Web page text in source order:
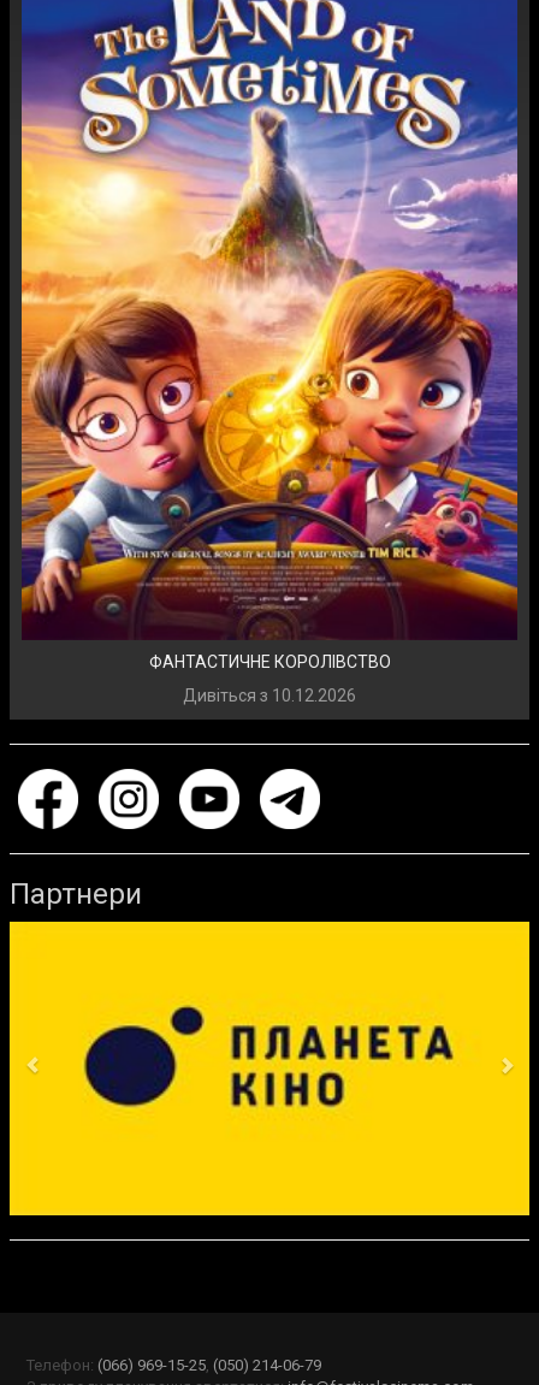
ФАНТАСТИЧНЕ КОРОЛІВСТВО
Дивіться з 10.12.2026
Партнери
Телефон: (066) 969-15-25, (050) 214-06-79